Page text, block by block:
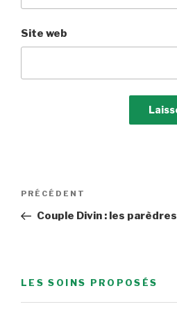
Site web
Navigation
l’article
Article
précédent
PRÉCÉDENT
Couple Divin : les parèdres
LES SOINS PROPOSÉS